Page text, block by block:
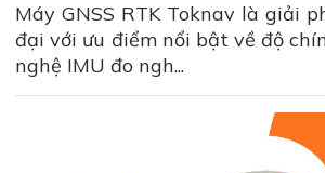
Máy GNSS RTK Toknav là giải
đại với ưu điểm nổi bật về độ
nghệ IMU đo ngh...